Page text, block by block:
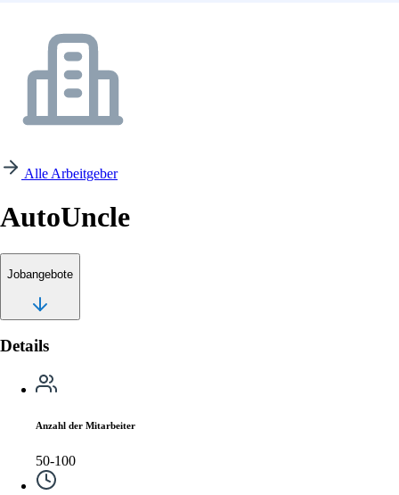
Alle Arbeitgeber
AutoUncle
Jobangebote
Details
Anzahl der Mitarbeiter
50-100